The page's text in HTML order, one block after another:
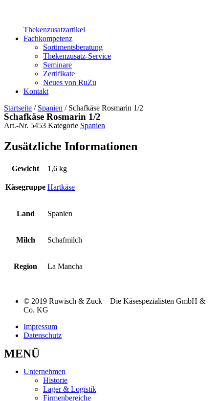
Thekenzusatzartikel
Fachkompetenz
Sortimentsberatung
Thekenzusatz-Service
Seminare
Zertifikate
Neues von RuZu
Kontakt
Startseite / Spanien / Schafkäse Rosmarin 1/2
Schafkäse Rosmarin 1/2
Art.-Nr. 5453 Kategorie Spanien
Zusätzliche Informationen
Gewicht 1,6 kg
Käsegruppe Hartkäse
Land Spanien
Milch Schafmilch
Region La Mancha
© 2019 Ruwisch & Zuck – Die Käsespezialisten GmbH &
Co. KG
Impressum
Datenschutz
MENÜ
Unternehmen
Historie
Lager & Logistik
Firmenbereiche